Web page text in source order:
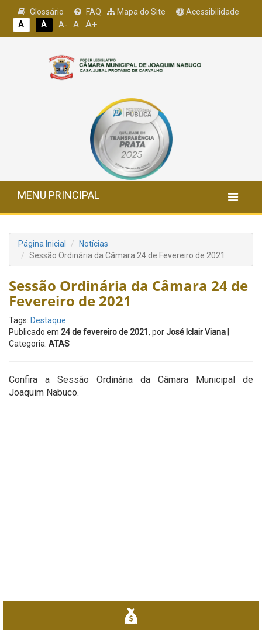
Glossário FAQ Mapa do Site
Acessibilidade
A
A A- A A+
MENU PRINCIPAL
Página Inicial
Notícias
Sessão Ordinária da Câmara 24 de Fevereiro de 2021
Sessão Ordinária da Câmara 24 de
Fevereiro de 2021
Tags: Destaque
Publicado em 24 de fevereiro de 2021 , porJosé Iclair Viana
Categoria: ATAS
Confira a Sessão Ordinária da Câmara Municipal de
Joaquim Nabuco.